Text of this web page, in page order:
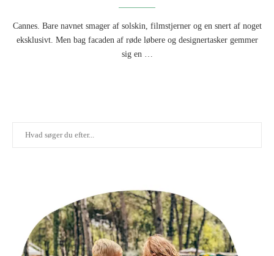
Cannes. Bare navnet smager af solskin, filmstjerner og en snert af noget
eksklusivt. Men bag facaden af røde løbere og designertasker gemmer
sig en …